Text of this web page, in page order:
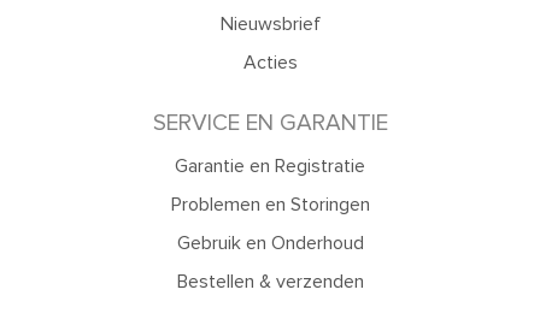
Nieuwsbrief
Acties
SERVICE EN GARANTIE
Garantie en Registratie
Problemen en Storingen
Gebruik en Onderhoud
Bestellen & verzenden